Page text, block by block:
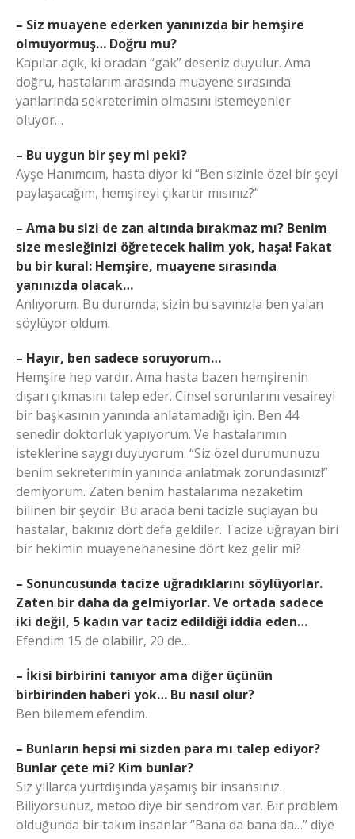
– Siz muayene ederken yanınızda bir hemşire
olmuyormuş… Doğru mu?
Kapılar açık, ki oradan “gak” deseniz duyulur. Ama
doğru, hastalarım arasında muayene sırasında
yanlarında sekreterimin olmasını istemeyenler
oluyor…
– Bu uygun bir şey mi peki?
Ayşe Hanımcım, hasta diyor ki “Ben sizinle özel bir şeyi
paylaşacağım, hemşireyi çıkartır mısınız?”
– Ama bu sizi de zan altında bırakmaz mı? Benim
size mesleğinizi öğretecek halim yok, haşa! Fakat
bu bir kural: Hemşire, muayene sırasında
yanınızda olacak…
Anlıyorum. Bu durumda, sizin bu savınızla ben yalan
söylüyor oldum.
– Hayır, ben sadece soruyorum…
Hemşire hep vardır. Ama hasta bazen hemşirenin
dışarı çıkmasını talep eder. Cinsel sorunlarını vesaireyi
bir başkasının yanında anlatamadığı için. Ben 44
senedir doktorluk yapıyorum. Ve hastalarımın
isteklerine saygı duyuyorum. “Siz özel durumunuzu
benim sekreterimin yanında anlatmak zorundasınız!”
demiyorum. Zaten benim hastalarıma nezaketim
bilinen bir şeydir. Bu arada beni tacizle suçlayan bu
hastalar, bakınız dört defa geldiler. Tacize uğrayan biri
bir hekimin muayenehanesine dört kez gelir mi?
– Sonuncusunda tacize uğradıklarını söylüyorlar.
Zaten bir daha da gelmiyorlar. Ve ortada sadece
iki değil, 5 kadın var taciz edildiği iddia eden…
Efendim 15 de olabilir, 20 de…
– İkisi birbirini tanıyor ama diğer üçünün
birbirinden haberi yok… Bu nasıl olur?
Ben bilemem efendim.
– Bunların hepsi mi sizden para mı talep ediyor?
Bunlar çete mi? Kim bunlar?
Siz yıllarca yurtdışında yaşamış bir insansınız.
Biliyorsunuz, metoo diye bir sendrom var. Bir problem
olduğunda bir takım insanlar “Bana da bana da…” diye